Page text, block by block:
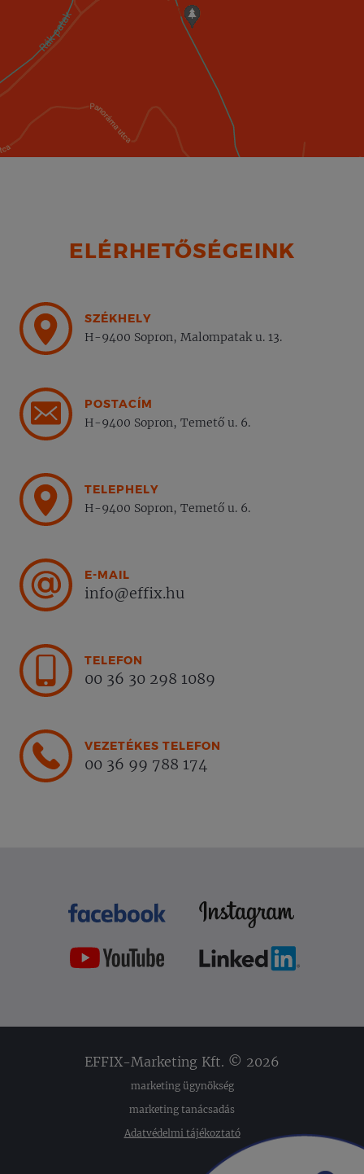
ELÉRHETŐSÉGEINK
SZÉKHELY
H-9400 Sopron, Malompatak u. 13.
POSTACÍM
H-9400 Sopron, Temető u. 6.
TELEPHELY
H-9400 Sopron, Temető u. 6.
E-MAIL
info@effix.hu
TELEFON
00 36 30 298 1089
VEZETÉKES TELEFON
00 36 99 788 174
EFFIX-Marketing Kft. © 2026
marketing ügynökség
marketing tanácsadás
Adatvédelmi tájékoztató